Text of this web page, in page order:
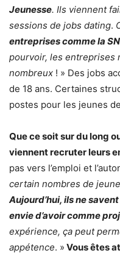
Jeunesse. Ils viennent
sessions de jobs dating.
entreprises comme la
pourvoir, les entreprises
nombreux ! » Des jobs
de 18 ans. Certaines
postes pour les jeunes
Que ce soit sur du long
viennent recruter leurs
pas vers l’emploi et
certain nombres de
Aujourd’hui, ils ne
envie d’avoir comme
expérience, ça peut
appétence. » Vous êtes